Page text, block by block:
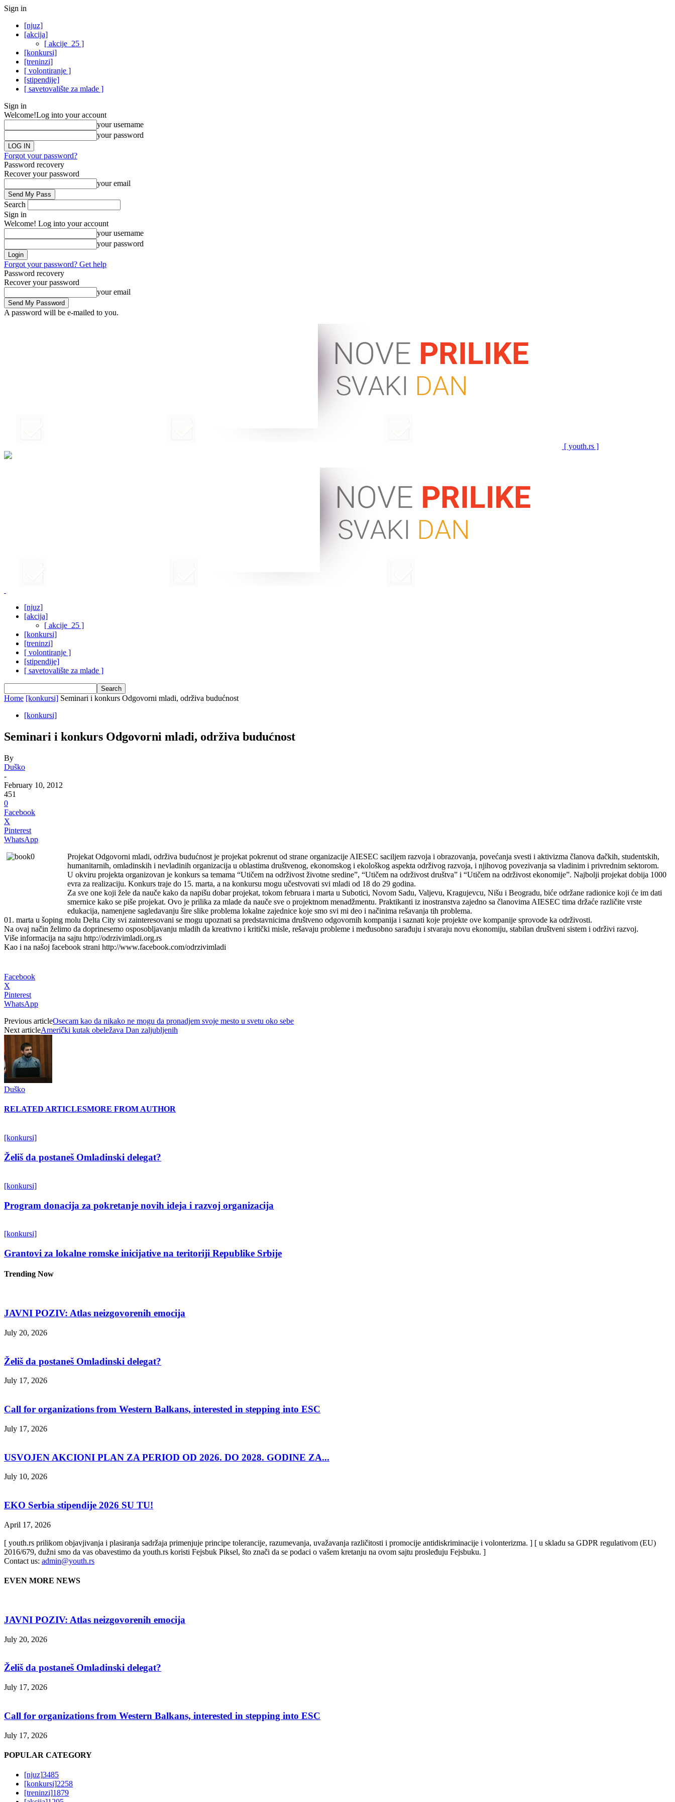
Sign in
[njuz]
[akcija]
[ akcije_25 ]
[konkursi]
[treninzi]
[ volontiranje ]
[stipendije]
[ savetovalište za mlade ]
Sign in
Welcome!Log into your account
your username
your password
Forgot your password?
Password recovery
Recover your password
your email
Search
Sign in
Welcome! Log into your account
your username
your password
Forgot your password? Get help
Password recovery
Recover your password
your email
A password will be e-mailed to you.
[ youth.rs ]
[njuz]
[akcija]
[ akcije_25 ]
[konkursi]
[treninzi]
[ volontiranje ]
[stipendije]
[ savetovalište za mlade ]
Home [konkursi] Seminari i konkurs Odgovorni mladi, održiva budućnost
[konkursi]
Seminari i konkurs Odgovorni mladi, održiva budućnost
By
Duško
-
February 10, 2012
451
0
Facebook
X
Pinterest
WhatsApp
Projekat Odgovorni mladi, održiva budućnost je projekat pokrenut od strane organizacije AIESEC saciljem razvoja i obrazovanja, povećanja svesti i aktivizma članova đačkih, studentskih,
humanitarnih, omladinskih i nevladinih organizacija u oblastima društvenog, ekonomskog i ekološkog aspekta održivog razvoja, i njihovog povezivanja sa vladinim i privrednim sektorom.
U okviru projekta organizovan je konkurs sa temama “Utičem na održivost životne sredine”, “Utičem na održivost društva” i “Utičem na održivost ekonomije”. Najbolji projekat dobija 1000
evra za realizaciju. Konkurs traje do 15. marta, a na konkursu mogu učestvovati svi mladi od 18 do 29 godina.
Za sve one koji žele da nauče kako da napišu dobar projekat, tokom februara i marta u Subotici, Novom Sadu, Valjevu, Kragujevcu, Nišu i Beogradu, biće održane radionice koji će im dati
smernice kako se piše projekat. Ovo je prilika za mlade da nauče sve o projektnom menadžmentu. Praktikanti iz inostranstva zajedno sa članovima AIESEC tima držaće različite vrste
edukacija, namenjene sagledavanju šire slike problema lokalne zajednice koje smo svi mi deo i načinima rešavanja tih problema.
01. marta u šoping molu Delta City svi zainteresovani se mogu upoznati sa predstavnicima društveno odgovornih kompanija i saznati koje projekte ove kompanije sprovode ka održivosti.
Na ovaj način želimo da doprinesemo osposobljavanju mladih da kreativno i kritički misle, rešavaju probleme i međusobno sarađuju i stvaraju novu ekonomiju, stabilan društveni sistem i održivi razvoj.
Više informacija na sajtu http://odrzivimladi.org.rs
Kao i na našoj facebook strani http://www.facebook.com/odrzivimladi
Facebook
X
Pinterest
WhatsApp
Previous articleOsecam kao da nikako ne mogu da pronadjem svoje mesto u svetu oko sebe
Next articleAmerički kutak obeležava Dan zaljubljenih
Duško
RELATED ARTICLESMORE FROM AUTHOR
[konkursi]
Želiš da postaneš Omladinski delegat?
[konkursi]
Program donacija za pokretanje novih ideja i razvoj organizacija
[konkursi]
Grantovi za lokalne romske inicijative na teritoriji Republike Srbije
Trending Now
JAVNI POZIV: Atlas neizgovorenih emocija
July 20, 2026
Želiš da postaneš Omladinski delegat?
July 17, 2026
Call for organizations from Western Balkans, interested in stepping into ESC
July 17, 2026
USVOJEN AKCIONI PLAN ZA PERIOD OD 2026. DO 2028. GODINE ZA...
July 10, 2026
EKO Serbia stipendije 2026 SU TU!
April 17, 2026
[ youth.rs prilikom objavjivanja i plasiranja sadržaja primenjuje principe tolerancije, razumevanja, uvažavanja različitosti i promocije antidiskriminacije i volonterizma. ] [ u skladu sa GDPR regulativom (EU)
2016/679, dužni smo da vas obavestimo da youth.rs koristi Fejsbuk Piksel, što znači da se podaci o vašem kretanju na ovom sajtu prosleđuju Fejsbuku. ]
Contact us: admin@youth.rs
EVEN MORE NEWS
JAVNI POZIV: Atlas neizgovorenih emocija
July 20, 2026
Želiš da postaneš Omladinski delegat?
July 17, 2026
Call for organizations from Western Balkans, interested in stepping into ESC
July 17, 2026
POPULAR CATEGORY
[njuz]3485
[konkursi]2258
[treninzi]1879